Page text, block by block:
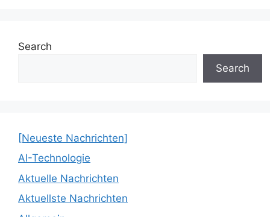
Search
Search
[Neueste Nachrichten]
AI-Technologie
Aktuelle Nachrichten
Aktuellste Nachrichten